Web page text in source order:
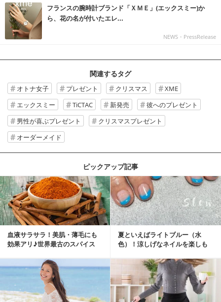
フランスの腕時計ブランド「ＸＭＥ」(エックスミー)か
ら、花の名が付いたエレ...
NEWS・PressRelease
関連するタグ
オトナ女子 プレゼント クリスマス
XME
エックスミー
TiCTAC 新発売
彼へのプレゼント
男性が喜ぶプレゼント
クリスマスプレゼント
オーダーメイド
ピックアップ記事
血液サラサラ！美肌・薄毛にも
効果アリ♪世界最古のスパイス
夏といえばライトブルー（水
色）！涼しげなネイルを楽しも